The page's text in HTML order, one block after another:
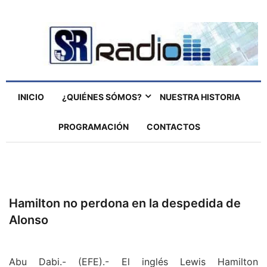
INICIO ¿QUIÉNES SÓMOS? NUESTRA HISTORIA
PROGRAMACIÓN CONTACTOS
Hamilton no perdona en la despedida de
Alonso
Abu Dabi.- (EFE).- El inglés Lewis Hamilton